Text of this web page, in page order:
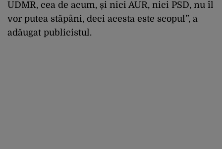
UDMR, cea de acum, și nici AUR, nici PSD, nu îl
vor putea stăpâni, deci acesta este scopul”, a
adăugat publicistul.